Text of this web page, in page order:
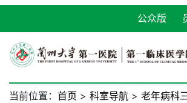
公众版
当前位置： 首页 > 科室导航 > 老年病科